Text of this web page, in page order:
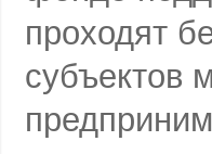
проходят
субъектов